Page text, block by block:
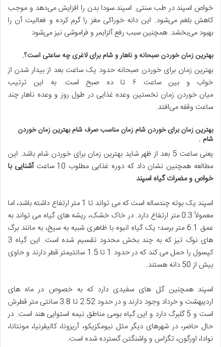
خواص اسپند در طب سنتی. اسپند سودا بدن را افزایش می‌دهد و موجب
کاهش بلغم می‌شود. این دانه خوراکی مغز را گرم کرده و فعالیت آن را
بهبود می‌بخشد. همچنین سبب رفع آلزایمر و فراموشی نیز می‌شود
بهترین زمان خوردن صبحانه و ناهار و شام برای لاغری چه ساعتی است؟.
بهترین زمان برای خوردن صبحانه حدود یک ساعت بعد از بیدار شدن از
خواب و بین ساعت ۶ تا ده صبح است. به این ترتیب
میان خوردن زمان نخستین وعده غذایی در طول روز و وعده ناهار چند
ساعت وقفه می‌افتد.
بهترین زمان برای خوردن شام زمان مناسب صرف شام بهترین زمان خوردن
شام .
یعنی ساعت 5 بعد از ظهر شاید بهترین زمان برای خوردن شام باشد. این
مطالعه همچنین نشان داد که دوره غذایی مطلوب 10 ساعت
آشنایی با
خواص و مضرات گیاه اسپند
اسپند یک بوته چندساله است که می تواند تا 1 متر ارتفاع داشته باشد، اما
معمولاً 0.3 متر ارتفاع دارد. در خاک خشک، ریشه های گیاه می تواند به
عمق 6.1 متر برسد؛ یک گیاه انبوه با ظاهری شبیه به سیخ، به مانند برگ
های نوک تیز که به چند بخش محدود تقسیم شده است. این گیاه 3
کپسول را حمل می کند که در حدود 1 تا 1.5 سانتیمتر قطر دارند و حاوی
بیش از 50 دانه هستند.
اسپند همچنین گل های سفیدی دارد که به خصوص در ماه های
اردیبهشت و خرداد وجود دارند و در حدود 2.52 تا 3.8 سانتی متر قطرش
است و 5 گلبرگ دارد و این گیاه بومی مناطق نیمه استوایی هند است. در
حال حاضر، در شهرهای دیگر مثل نیومکزیکو، آریزونا، کالیفرنیا، مونتانا،
نوادا، اورگون، تگزاس و واشنگتن گسترده شده است.